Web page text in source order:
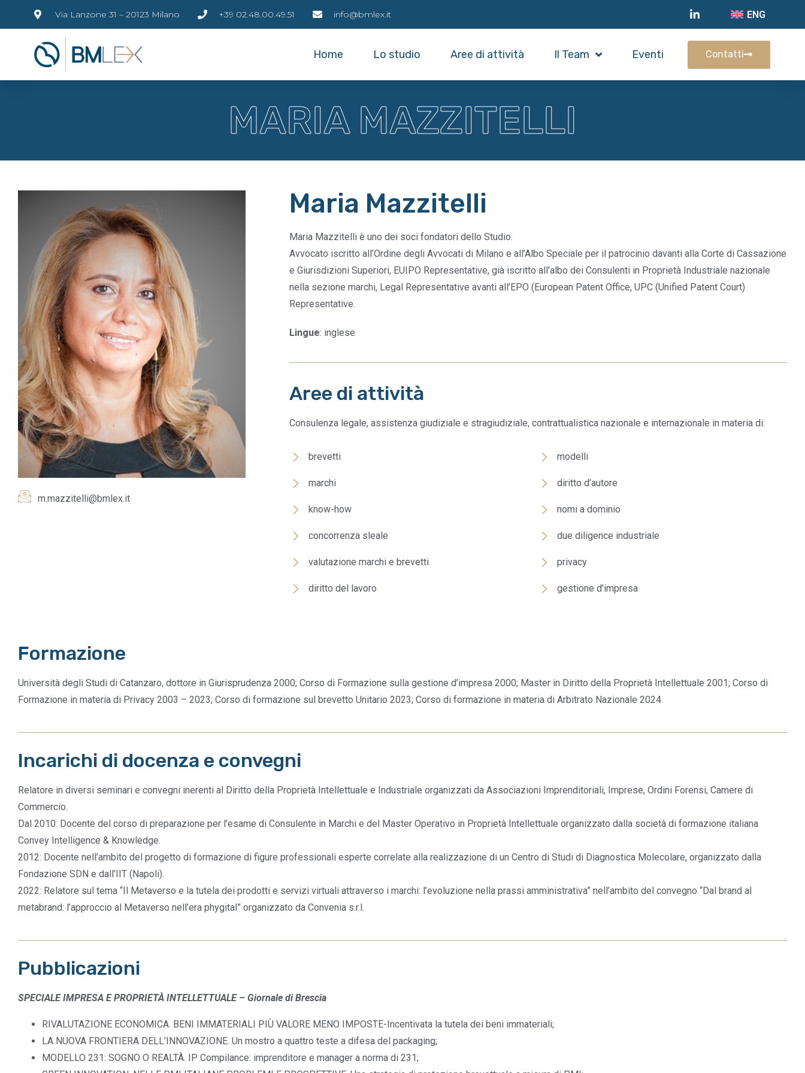
Via Lanzone 31 – 20123 Milano +39 02.48.00.49.51 info@bmlex.it ENG
Home Lo studio Aree di attività Il Team Eventi Contatti
MARIA MAZZITELLI
m.mazzitelli@bmlex.it
Maria Mazzitelli
Maria Mazzitelli è uno dei soci fondatori dello Studio.
Avvocato iscritto all’Ordine degli Avvocati di Milano e all’Albo Speciale per il patrocinio davanti alla Corte di Cassazione
e Giurisdizioni Superiori, EUIPO Representative, già iscritto all’albo dei Consulenti in Proprietà Industriale nazionale
nella sezione marchi, Legal Representative avanti all’EPO (European Patent Office, UPC (Unified Patent Court)
Representative.
Lingue: inglese
Aree di attività
Consulenza legale, assistenza giudiziale e stragiudiziale, contrattualistica nazionale e internazionale in materia di:
brevetti modelli
marchi diritto d’autore
know-how nomi a dominio
concorrenza sleale due diligence industriale
valutazione marchi e brevetti privacy
diritto del lavoro gestione d’impresa
Formazione
Università degli Studi di Catanzaro, dottore in Giurisprudenza 2000; Corso di Formazione sulla gestione d’impresa 2000; Master in Diritto della Proprietà Intellettuale 2001; Corso di
Formazione in materia di Privacy 2003 – 2023; Corso di formazione sul brevetto Unitario 2023; Corso di formazione in materia di Arbitrato Nazionale 2024.
Incarichi di docenza e convegni
Relatore in diversi seminari e convegni inerenti al Diritto della Proprietà Intellettuale e Industriale organizzati da Associazioni Imprenditoriali, Imprese, Ordini Forensi, Camere di
Commercio.
Dal 2010: Docente del corso di preparazione per l’esame di Consulente in Marchi e del Master Operativo in Proprietà Intellettuale organizzato dalla società di formazione italiana
Convey Intelligence & Knowledge.
2012: Docente nell’ambito del progetto di formazione di figure professionali esperte correlate alla realizzazione di un Centro di Studi di Diagnostica Molecolare, organizzato dalla
Fondazione SDN e dall’IIT (Napoli).
2022: Relatore sul tema “Il Metaverso e la tutela dei prodotti e servizi virtuali attraverso i marchi: l’evoluzione nella prassi amministrativa” nell’ambito del convegno “Dal brand al
metabrand: l’approccio al Metaverso nell’era phygital” organizzato da Convenia s.r.l.
Pubblicazioni
SPECIALE IMPRESA E PROPRIETÀ INTELLETTUALE – Giornale di Brescia
RIVALUTAZIONE ECONOMICA. BENI IMMATERIALI PIÙ VALORE MENO IMPOSTE-Incentivata la tutela dei beni immateriali;
LA NUOVA FRONTIERA DELL’INNOVAZIONE. Un mostro a quattro teste a difesa del packaging;
MODELLO 231: SOGNO O REALTÀ. IP Compilance: imprenditore e manager a norma di 231;